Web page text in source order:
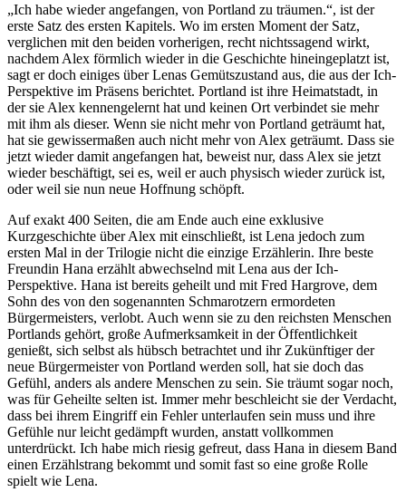
„Ich habe wieder angefangen, von Portland zu träumen.“, ist der
erste Satz des ersten Kapitels. Wo im ersten Moment der Satz,
verglichen mit den beiden vorherigen, recht nichtssagend wirkt,
nachdem Alex förmlich wieder in die Geschichte hineingeplatzt ist,
sagt er doch einiges über Lenas Gemütszustand aus, die aus der Ich-
Perspektive im Präsens berichtet. Portland ist ihre Heimatstadt, in
der sie Alex kennengelernt hat und keinen Ort verbindet sie mehr
mit ihm als dieser. Wenn sie nicht mehr von Portland geträumt hat,
hat sie gewissermaßen auch nicht mehr von Alex geträumt. Dass sie
jetzt wieder damit angefangen hat, beweist nur, dass Alex sie jetzt
wieder beschäftigt, sei es, weil er auch physisch wieder zurück ist,
oder weil sie nun neue Hoffnung schöpft.
Auf exakt 400 Seiten, die am Ende auch eine exklusive
Kurzgeschichte über Alex mit einschließt, ist Lena jedoch zum
ersten Mal in der Trilogie nicht die einzige Erzählerin. Ihre beste
Freundin Hana erzählt abwechselnd mit Lena aus der Ich-
Perspektive. Hana ist bereits geheilt und mit Fred Hargrove, dem
Sohn des von den sogenannten Schmarotzern ermordeten
Bürgermeisters, verlobt. Auch wenn sie zu den reichsten Menschen
Portlands gehört, große Aufmerksamkeit in der Öffentlichkeit
genießt, sich selbst als hübsch betrachtet und ihr Zukünftiger der
neue Bürgermeister von Portland werden soll, hat sie doch das
Gefühl, anders als andere Menschen zu sein. Sie träumt sogar noch,
was für Geheilte selten ist. Immer mehr beschleicht sie der Verdacht,
dass bei ihrem Eingriff ein Fehler unterlaufen sein muss und ihre
Gefühle nur leicht gedämpft wurden, anstatt vollkommen
unterdrückt. Ich habe mich riesig gefreut, dass Hana in diesem Band
einen Erzählstrang bekommt und somit fast so eine große Rolle
spielt wie Lena.